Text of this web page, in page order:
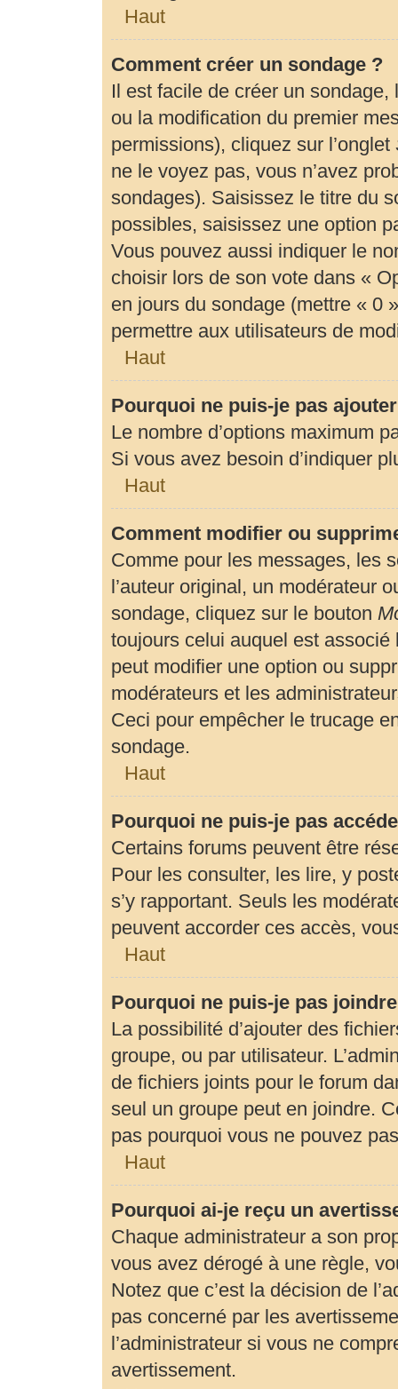
Haut
Comment créer un sondage ?
Il est facile de créer un sondage,
ou la modification du premier
permissions), cliquez sur l’onglet
ne le voyez pas, vous n’avez
sondages). Saisissez le titre du
possibles, saisissez une option
Vous pouvez aussi indiquer le
choisir lors de son vote dans «
en jours du sondage (mettre « 0
permettre aux utilisateurs de
Haut
Pourquoi ne puis-je pas
Le nombre d’options maximum
Si vous avez besoin d’indiquer
Haut
Comment modifier ou
Comme pour les messages, les
l’auteur original, un modérateur
sondage, cliquez sur le bouton
toujours celui auquel est associé
peut modifier une option ou
modérateurs et les
Ceci pour empêcher le trucage
sondage.
Haut
Pourquoi ne puis-je pas
Certains forums peuvent être
Pour les consulter, les lire, y
s’y rapportant. Seuls les
peuvent accorder ces accès,
Haut
Pourquoi ne puis-je pas
La possibilité d’ajouter des
groupe, ou par utilisateur.
de fichiers joints pour le forum
seul un groupe peut en joindre.
pas pourquoi vous ne pouvez
Haut
Pourquoi ai-je reçu un
Chaque administrateur a son
vous avez dérogé à une règle,
Notez que c’est la décision de
pas concerné par les
l’administrateur si vous ne
avertissement.